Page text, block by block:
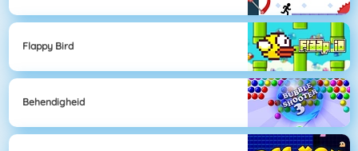
Flappy Bird
Behendigheid